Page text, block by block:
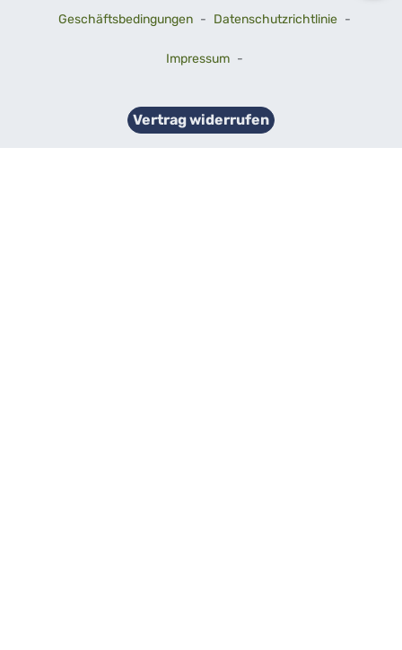
Geschäftsbedingungen - Datenschutzrichtlinie -
Impressum -
Vertrag widerrufen